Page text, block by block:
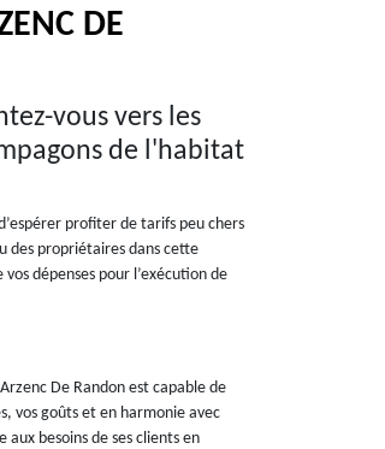
DE
vous vers les
de l'habitat
profiter de tarifs peu chers
des propriétaires dans cette
dépenses pour l’exécution de
De Randon est capable de
vos goûts et en harmonie avec
besoins de ses clients en